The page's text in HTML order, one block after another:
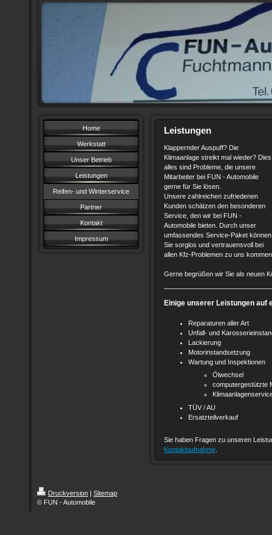
Home
Werkstatt
Unser Betrieb
Leistungen
Reifen- und Winterservice
Partner
Kontakt
Impressum
Leistungen
Klappernder Auspuff? Die
Klimaanlage streikt mal wieder? Dies
alles sind Probleme, die unsere
Mitarbeiter bei FUN - Automobile
gerne für Sie lösen.
Unsere zahlreichen zufriedenen
Kunden schätzen den besonderen
Service, den wir bei FUN -
Automobile bieten. Durch unser
umfassendes Service-Paket können
Sie sorglos und vertrauensvoll bei
allen Kfz-Problemen zu uns
Gerne begrüßen wir Sie als neuen
Einige unserer Leistungen auf
Reparaturen aller Art
Unfall- und
Lackierung
Motorinstandsetzung
Wartung und Inspektionen
Ölwechsel
computergestützte
TÜV / AU
Ersatzteilverkauf
Sie haben Fragen zu unseren
Kontaktaufnahme
Druckversion | Sitemap
© FUN - Automobile